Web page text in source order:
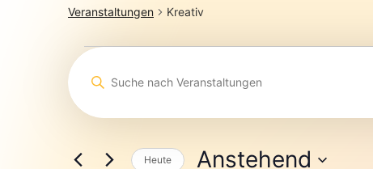
Veranstaltungen Kreativ
Suche
und
Bitte
Schlüsselwort
Suche
Schlüsselwort.
Heute Anstehend